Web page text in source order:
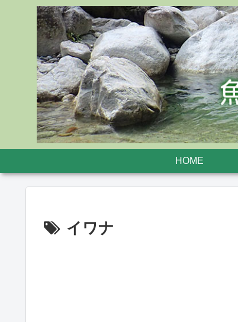
HOME
イワナ